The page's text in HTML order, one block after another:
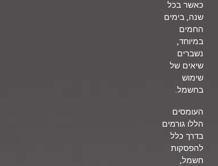
כאשר בכל
שנה, בימים
החמים
במיוחד,
נשברים
שיאים של
שימוש
בחשמל.
העומסים
הללו גורמים
בדרך כלל
להפסקות
חשמל,